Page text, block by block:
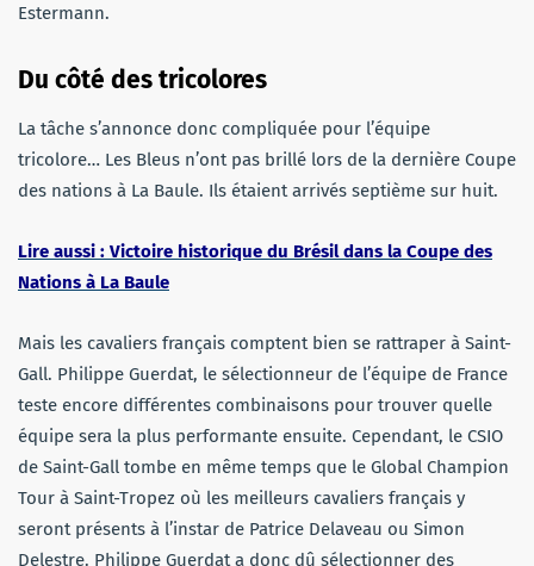
Estermann.
Du côté des tricolores
La tâche s’annonce donc compliquée pour l’équipe
tricolore… Les Bleus n’ont pas brillé lors de la dernière Coupe
des nations à La Baule. Ils étaient arrivés septième sur huit.
Lire aussi : Victoire historique du Brésil dans la Coupe des
Nations à La Baule
Mais les cavaliers français comptent bien se rattraper à Saint-
Gall. Philippe Guerdat, le sélectionneur de l’équipe de France
teste encore différentes combinaisons pour trouver quelle
équipe sera la plus performante ensuite. Cependant, le CSIO
de Saint-Gall tombe en même temps que le Global Champion
Tour à Saint-Tropez où les meilleurs cavaliers français y
seront présents à l’instar de Patrice Delaveau ou Simon
Delestre. Philippe Guerdat a donc dû sélectionner des